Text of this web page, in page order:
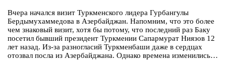
Вчера начался визит Туркменского лидера Гурбангулы
Бердымухаммедова в Азербайджан. Напомним, что это более
чем знаковый визит, хотя бы потому, что последний раз Баку
посетил бывший президент Туркмении Сапармурат Ниязов 12
лет назад. Из-за разногласий Туркменбаши даже в сердцах
отозвал посла из Азербайджана. Однако времена изменились…